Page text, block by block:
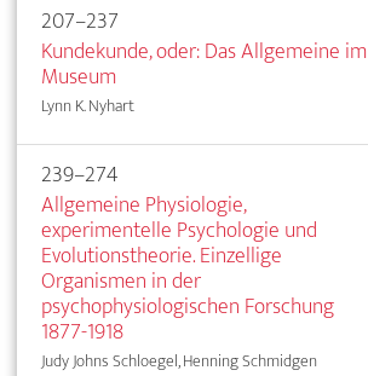
207–237
Kundekunde, oder: Das Allgemeine im
Museum
Lynn K. Nyhart
239–274
Allgemeine Physiologie,
experimentelle Psychologie und
Evolutionstheorie. Einzellige
Organismen in der
psychophysiologischen Forschung
1877-1918
Judy Johns Schloegel, Henning Schmidgen